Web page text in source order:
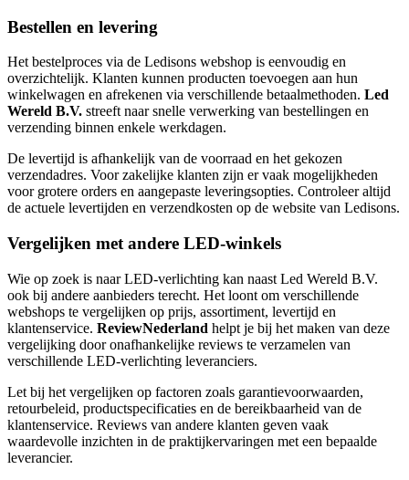
Bestellen en levering
Het bestelproces via de Ledisons webshop is eenvoudig en
overzichtelijk. Klanten kunnen producten toevoegen aan hun
winkelwagen en afrekenen via verschillende betaalmethoden. Led
Wereld B.V. streeft naar snelle verwerking van bestellingen en
verzending binnen enkele werkdagen.
De levertijd is afhankelijk van de voorraad en het gekozen
verzendadres. Voor zakelijke klanten zijn er vaak mogelijkheden
voor grotere orders en aangepaste leveringsopties. Controleer altijd
de actuele levertijden en verzendkosten op de website van Ledisons.
Vergelijken met andere LED-winkels
Wie op zoek is naar LED-verlichting kan naast Led Wereld B.V.
ook bij andere aanbieders terecht. Het loont om verschillende
webshops te vergelijken op prijs, assortiment, levertijd en
klantenservice. ReviewNederland helpt je bij het maken van deze
vergelijking door onafhankelijke reviews te verzamelen van
verschillende LED-verlichting leveranciers.
Let bij het vergelijken op factoren zoals garantievoorwaarden,
retourbeleid, productspecificaties en de bereikbaarheid van de
klantenservice. Reviews van andere klanten geven vaak
waardevolle inzichten in de praktijkervaringen met een bepaalde
leverancier.